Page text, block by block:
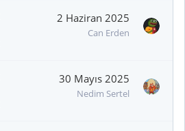
2 Haziran 2025
Can Erden
30 Mayıs 2025
Nedim Sertel